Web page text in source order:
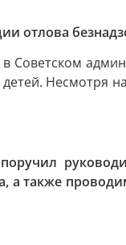
отлова
Несмотря
а также